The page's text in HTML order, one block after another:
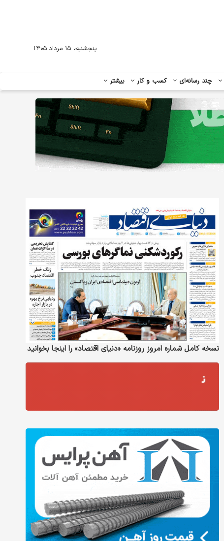
چند رسانه‌ای کسب و کار بیشتر
پنجشنبه، ۱۵ مرداد ۱۴۰۵
نسخه کامل شماره امروز روزنامه «دنیای‌ اقتصاد» را اینجا بخوانید